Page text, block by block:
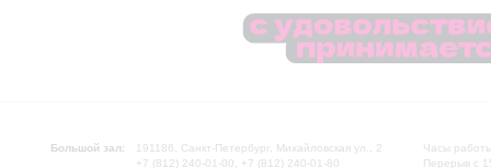
Большой зал:
191186, Санкт-Петербург, Михайловская ул., 2
+7 (812) 240-01-00, +7 (812) 240-01-80
Часы
Перерыв с